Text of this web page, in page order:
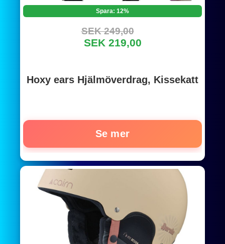
Spara: 12%
SEK 249,00
SEK 219,00
Hoxy ears Hjälmöverdrag, Kissekatt
Se mer